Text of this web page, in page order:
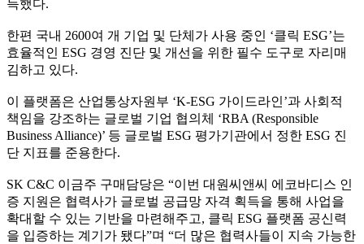
득했다.
한편 국내 2600여 개 기업 및 단체가 사용 중인 ‘클릭 ESG’는
효율적인 ESG 경영 진단 및 개선을 위한 필수 도구로 자리매
김하고 있다.
이 플랫폼은 산업통상자원부 ‘K-ESG 가이드라인’과 사회적
책임을 강조하는 글로벌 기업 협의체 ‘RBA (Responsible
Business Alliance)’ 등 글로벌 ESG 평가기관에서 정한 ESG 진
단 지표를 준용한다.
SK C&C 이금주 구매담당은 “이번 대원씨앤씨 에코바디스 인
증 지원은 협력사가 글로벌 공급망 자격 획득을 통해 사업을
확대할 수 있는 기반을 마련해주고, 클릭 ESG 플랫폼 공신력
을 입증하는 계기가 됐다”며 “더 많은 협력사들이 지속 가능한